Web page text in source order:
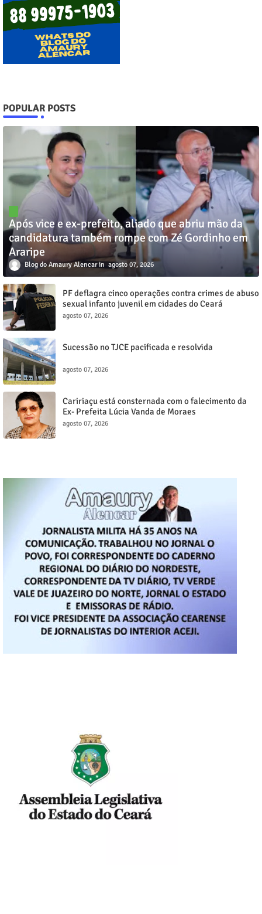
POPULAR POSTS
Após vice e ex-prefeito, aliado que abriu mão da
candidatura também rompe com Zé Gordinho em
Araripe
Blog do Amaury Alencar agosto 07, 2026
PF deflagra cinco operações contra crimes de abuso
sexual infanto juvenil em cidades do Ceará
agosto 07, 2026
Sucessão no TJCE pacificada e resolvida
agosto 07, 2026
Caririaçu está consternada com o falecimento da
Ex- Prefeita Lúcia Vanda de Moraes
agosto 07, 2026